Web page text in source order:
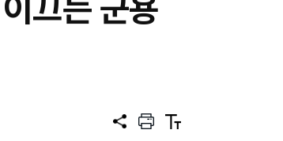
끄는 군용
공
프
텍